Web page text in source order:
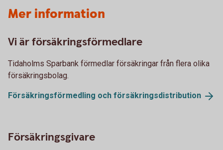
Mer information
Vi är försäkringsförmedlare
Tidaholms Sparbank förmedlar försäkringar från flera olika
försäkringsbolag.
Försäkringsförmedling och försäkringsdistribution
Försäkringsgivare